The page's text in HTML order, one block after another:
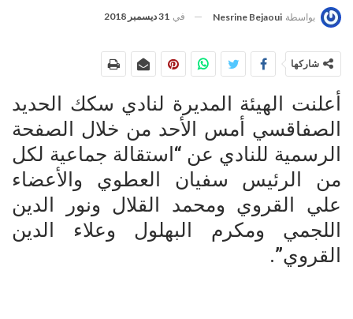
بواسطة Nesrine Bejaoui في 31 ديسمبر 2018
شاركها
أعلنت الهيئة المديرة لنادي سكك الحديد
الصفاقسي أمس الأحد من خلال الصفحة
الرسمية للنادي عن “استقالة جماعية لكل
من الرئيس سفيان العطوي والأعضاء
علي القروي ومحمد القلال ونور الدين
اللجمي ومكرم البهلول وعلاء الدين
القروي”.